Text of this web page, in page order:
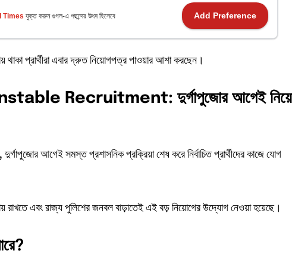
Times যুক্ত করুন গুগল-এ পছন্দের উৎস হিসেবে Add Preference
থাকা প্রার্থীরা এবার দ্রুত নিয়োগপত্র পাওয়ার আশা করছেন।
Recruitment: দুর্গাপুজোরআগেই
দুর্গাপুজোর আগেই সমস্ত প্রশাসনিক প্রক্রিয়া শেষ করে নির্বাচিত প্রার্থীদের কাজে যোগ
এবং রাজ্য পুলিশের জনবল বাড়াতেই এই বড় নিয়োগের উদ্যোগ নেওয়া হয়েছে।